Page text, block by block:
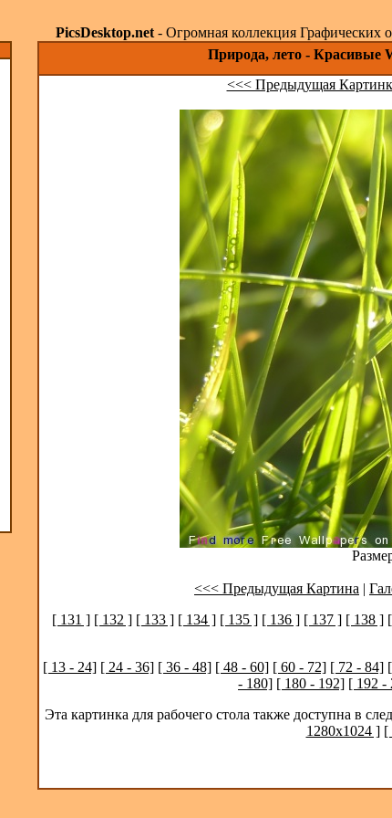
PicsDesktop.net- Огромная коллекция Графических
Природа, лето - Красивые
<<< Предыдущая
<<< Предыдущая Картина |
[ 131 ] [ 132 ] [ 133 ] [ 134 ] [ 135 ] [ 136 ] [ 137 ] [ 138 ]
[ 13 - 24] [ 24 - 36] [ 36 - 48] [ 48 - 60] [ 60 - 72] [ 72 - 84]
- 180] [ 180 - 192] [ 192 -
Эта картинка для рабочего стола также доступна в
1280x1024 ] [